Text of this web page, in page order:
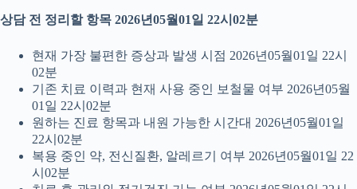
상담 전 정리할 항목 2026년05월01일 22시02분
현재 가장 불편한 증상과 발생 시점 2026년05월01일 22시
02분
기존 치료 이력과 현재 사용 중인 보철물 여부 2026년05월
01일 22시02분
원하는 진료 항목과 내원 가능한 시간대 2026년05월01일
22시02분
복용 중인 약, 전신질환, 알레르기 여부 2026년05월01일 22
시02분